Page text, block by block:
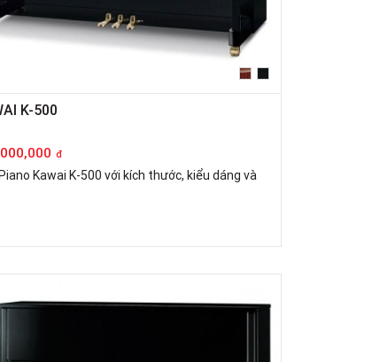
K-500
đ
Kawai K-500 với kích thước, kiểu dáng và